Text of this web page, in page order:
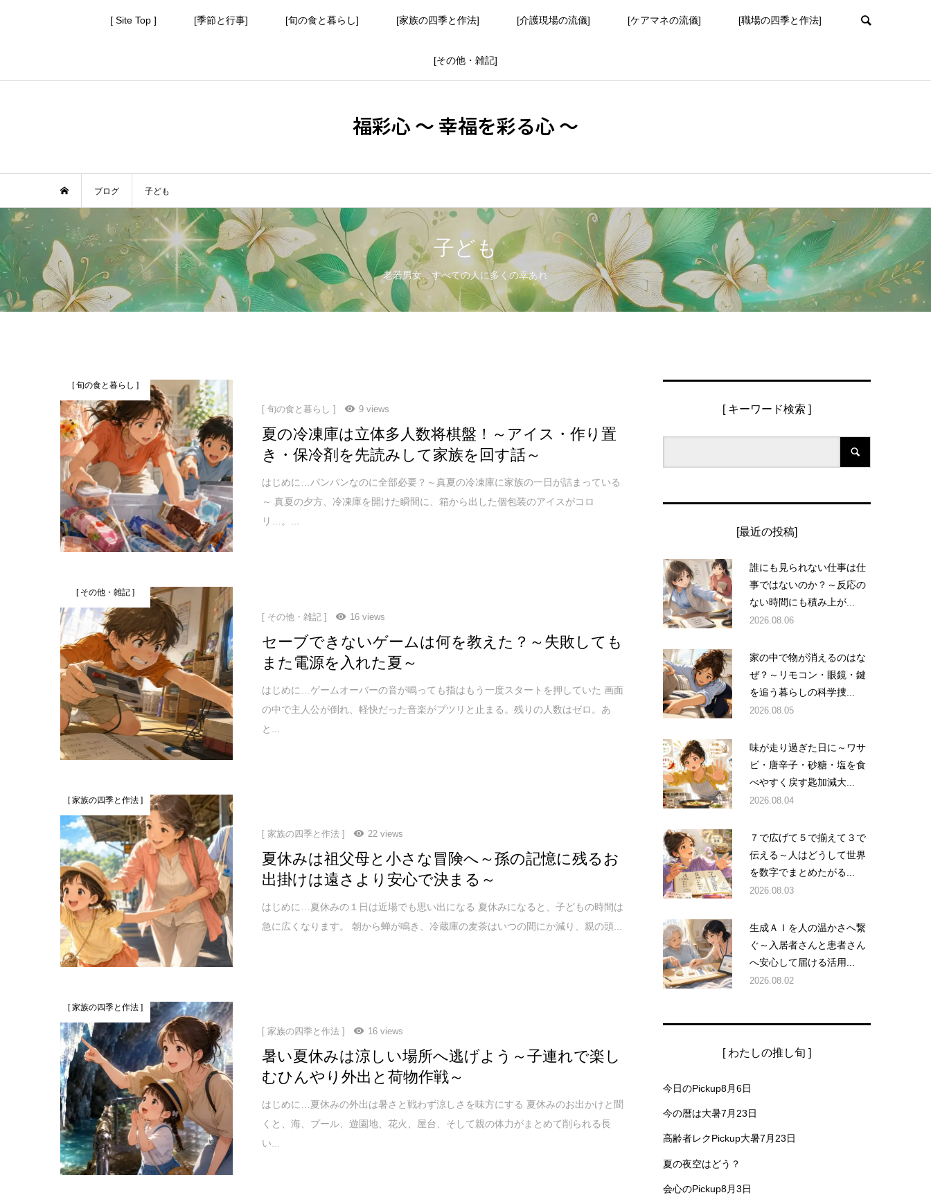
[ Site Top ] [季節と行事] [旬の食と暮らし] [家族の四季と作法] [介護現場の流儀] [ケアマネの流儀] [職場の四季と作法]
[その他・雑記]
福彩心 ～ 幸福を彩る心 ～
ブログ 子ども
子ども
老若男女…すべての人に多くの幸あれ
[ 旬の食と暮らし ]
[ 旬の食と暮らし ] 9 views
夏の冷凍庫は立体多人数将棋盤！～アイス・作り置
き・保冷剤を先読みして家族を回す話～
はじめに…パンパンなのに全部必要？～真夏の冷凍庫に家族の一日が詰まっている
～ 真夏の夕方、冷凍庫を開けた瞬間に、箱から出した個包装のアイスがコロ
リ…。...
[ その他・雑記 ]
[ その他・雑記 ] 16 views
セーブできないゲームは何を教えた？～失敗しても
また電源を入れた夏～
はじめに…ゲームオーバーの音が鳴っても指はもう一度スタートを押していた 画面
の中で主人公が倒れ、軽快だった音楽がプツリと止まる。残りの人数はゼロ。あ
と...
[ 家族の四季と作法 ]
[ 家族の四季と作法 ] 22 views
夏休みは祖父母と小さな冒険へ～孫の記憶に残るお
出掛けは遠さより安心で決まる～
はじめに…夏休みの１日は近場でも思い出になる 夏休みになると、子どもの時間は
急に広くなります。 朝から蝉が鳴き、冷蔵庫の麦茶はいつの間にか減り、親の頭...
[ 家族の四季と作法 ]
[ 家族の四季と作法 ] 16 views
暑い夏休みは涼しい場所へ逃げよう～子連れで楽し
むひんやり外出と荷物作戦～
はじめに…夏休みの外出は暑さと戦わず涼しさを味方にする 夏休みのお出かけと聞
くと、海、プール、遊園地、花火、屋台、そして親の体力がまとめて削られる長
い...
[ キーワード検索 ]
[最近の投稿]
誰にも見られない仕事は仕
事ではないのか？～反応の
ない時間にも積み上が...
2026.08.06
家の中で物が消えるのはな
ぜ？～リモコン・眼鏡・鍵
を追う暮らしの科学捜...
2026.08.05
味が走り過ぎた日に～ワサ
ビ・唐辛子・砂糖・塩を食
べやすく戻す匙加減大...
2026.08.04
７で広げて５で揃えて３で
伝える～人はどうして世界
を数字でまとめたがる...
2026.08.03
生成ＡＩを人の温かさへ繋
ぐ～入居者さんと患者さん
へ安心して届ける活用...
2026.08.02
[ わたしの推し旬 ]
今日のPickup8月6日
今の暦は大暑7月23日
高齢者レクPickup大暑7月23日
夏の夜空はどう？
会心のPickup8月3日